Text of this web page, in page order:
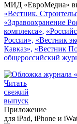
МИД «ЕвроМедиа»
«Вестник.
«Здравоохранение
комплекса»,
России», «Вестник
Кавказ», «Вестник
общероссийский
Читать
свежий
выпуск
Приложение
для iPad, iPhone и